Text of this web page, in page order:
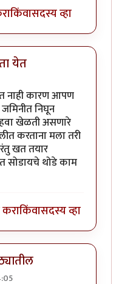
किंवासदस्य व्हा
येत
शेड काढूनbyकंजूस
नाही कारण आपण
निघून
खेळती असणारे
करताना मला तरी
खत तयार
सोडायचे थोडे काम
किंवासदस्य व्हा